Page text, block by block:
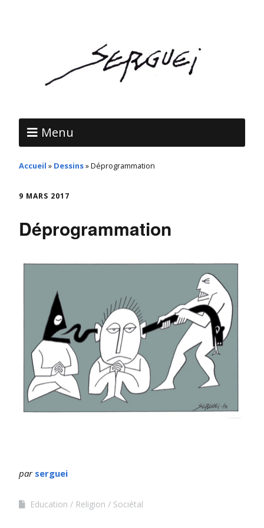
Menu
Accueil » Dessins»Déprogrammation
9 MARS 2017
Déprogrammation
par serguei
Education Religion Sociétal